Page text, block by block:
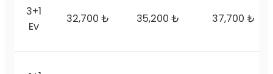
3+1
Ev
32,700 ₺ 35,200 ₺ 37,700 ₺